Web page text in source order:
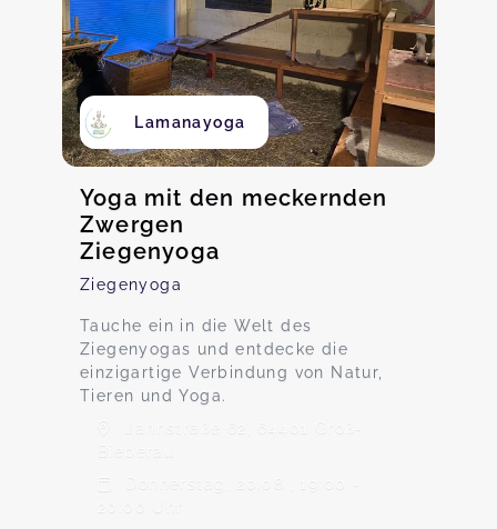
Lamanayoga
Yoga mit den meckernden
Zwergen
Ziegenyoga
Ziegenyoga
Tauche ein in die Welt des
Ziegenyogas und entdecke die
einzigartige Verbindung von Natur,
Tieren und Yoga.
Jahnstraße 62, 64401 Groß-
Donnerstag, 20.08., 19:00 -
20:00 Uhr